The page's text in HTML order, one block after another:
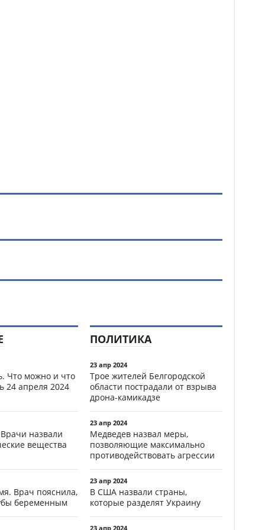
Что можно и что
24 апреля 2024
назвали
вещества
Врач пояснила,
беременным
ПОЛИТИКА
23 апр 2024
Трое жителей Белгородской
области пострадали от взрыва
дрона-камикадзе
23 апр 2024
Медведев назвал меры,
позволяющие максимально
противодействовать агрессии
23 апр 2024
В США назвали страны,
которые разделят Украину
23 апр 2024